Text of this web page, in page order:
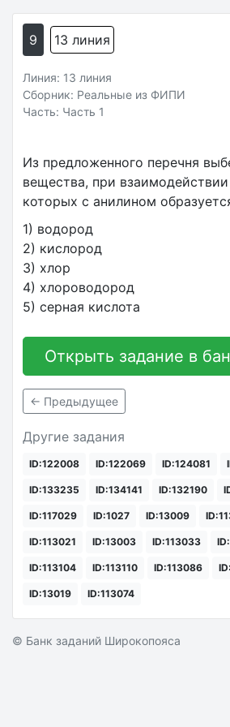
9 13 линия
Линия: 13 линия
Сборник: Реальные из ФИПИ
Часть: Часть 1
Из предложенного перечня
вещества, при
которых с анилином
1) водород
2) кислород
3) хлор
4) хлороводород
5) серная кислота
Открыть задание в
← Предыдущее
Другие задания
ID:122008 ID:122069 ID:124081
ID:133235 ID:134141 ID:132190
ID:117029 ID:1027 ID:13009
ID:113021 ID:13003 ID:113033
ID:113104 ID:113110 ID:113086
ID:13019 ID:113074
© Банк заданий Широкопояса